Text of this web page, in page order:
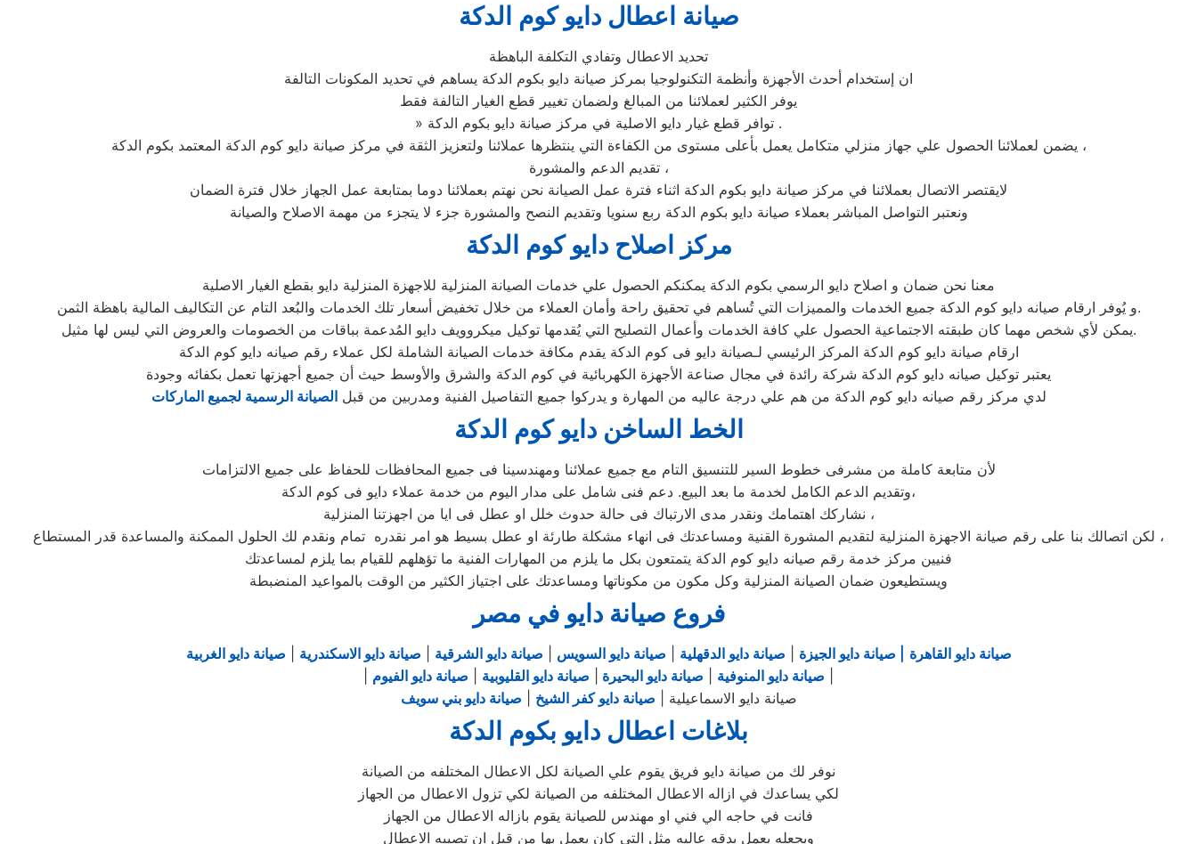
صيانة اعطال دايو كوم الدكة
تحديد الاعطال وتفادي التكلفة الباهظة
ان إستخدام أحدث الأجهزة وأنظمة التكنولوجيا بمركز صيانة دايو بكوم الدكة يساهم في تحديد المكونات التالفة
يوفر الكثير لعملائنا من المبالغ ولضمان تغيير قطع الغيار التالفة فقط
» توافر قطع غيار دايو الاصلية في مركز صيانة دايو بكوم الدكة .
يضمن لعملائنا الحصول علي جهاز منزلي متكامل يعمل بأعلى مستوى من الكفاءة التي ينتظرها عملائنا ولتعزيز الثقة في مركز صيانة دايو كوم الدكة المعتمد بكوم الدكة ،
تقديم الدعم والمشورة ،
لايقتصر الاتصال بعملائنا في مركز صيانة دايو بكوم الدكة اثناء فترة عمل الصيانة نحن نهتم بعملائنا دوما بمتابعة عمل الجهاز خلال فترة الضمان
ونعتبر التواصل المباشر بعملاء صيانة دايو بكوم الدكة ربع سنويا وتقديم النصح والمشورة جزء لا يتجزء من مهمة الاصلاح والصيانة
مركز اصلاح دايو كوم الدكة
معنا نحن ضمان و اصلاح دايو الرسمي بكوم الدكة يمكنكم الحصول علي خدمات الصيانة المنزلية للاجهزة المنزلية دايو بقطع الغيار الاصلية
و يُوفر ارقام صيانه دايو كوم الدكة جميع الخدمات والمميزات التي تُساهم في تحقيق راحة وأمان العملاء من خلال تخفيض أسعار تلك الخدمات والبُعد التام عن التكاليف المالية باهظة الثمن.
يمكن لأي شخص مهما كان طبقته الاجتماعية الحصول علي كافة الخدمات وأعمال التصليح التي يُقدمها توكيل ميكروويف دايو المُدعمة بباقات من الخصومات والعروض التي ليس لها مثيل.
ارقام صيانة دايو كوم الدكة المركز الرئيسي لـصيانة دايو فى كوم الدكة يقدم مكافة خدمات الصيانة الشاملة لكل عملاء رقم صيانه دايو كوم الدكة
يعتبر توكيل صيانه دايو كوم الدكة شركة رائدة في مجال صناعة الأجهزة الكهربائية في كوم الدكة والشرق والأوسط حيث أن جميع أجهزتها تعمل بكفائه وجودة
لدي مركز رقم صيانه دايو كوم الدكة من هم علي درجة عاليه من المهارة و يدركوا جميع التفاصيل الفنية ومدربين من قبلالصيانة الرسمية لجميع الماركات
الخط الساخن دايو كوم الدكة
لأن متابعة كاملة من مشرفى خطوط السير للتنسيق التام مع جميع عملائنا ومهندسينا فى جميع المحافظات للحفاظ على جميع الالتزامات
وتقديم الدعم الكامل لخدمة ما بعد البيع. دعم فنى شامل على مدار اليوم من خدمة عملاء دايو فى كوم الدكة،
نشاركك اهتمامك ونقدر مدى الارتباك فى حالة حدوث خلل او عطل فى ايا من اجهزتنا المنزلية ،
لكن اتصالك بنا على رقم صيانة الاجهزة المنزلية لتقديم المشورة القنية ومساعدتك فى انهاء مشكلة طارئة او عطل بسيط هو امر نقدره تمام ونقدم لك الحلول الممكنة والمساعدة قدر المستطاع ،
فنيين مركز خدمة رقم صيانه دايو كوم الدكة يتمتعون بكل ما يلزم من المهارات الفنية ما تؤهلهم للقيام بما يلزم لمساعدتك
ويستطيعون ضمان الصيانة المنزلية وكل مكون من مكوناتها ومساعدتك على اجتياز الكثير من الوقت بالمواعيد المنضبطة
فروع صيانة دايو في مصر
صيانة دايو القاهرة | صيانة دايو الجيزة صيانة دايو الدقهلية صيانة دايو السويس صيانة دايو الشرقية صيانة دايو الاسكندرية
صيانة دايو الغربية
صيانة دايو المنوفية صيانة دايو البحيرة صيانة دايو القليوبية صيانة دايو الفيوم
صيانة دايو الاسماعيلية | صيانة دايو كفر الشيخ صيانة دايو بني سويف
بلاغات اعطال دايو بكوم الدكة
نوفر لك من صيانة دايو فريق يقوم علي الصيانة لكل الاعطال المختلفه من الصيانة
لكي يساعدك في ازاله الاعطال المختلفه من الصيانة لكي تزول الاعطال من الجهاز
فانت في حاجه الي فني او مهندس للصيانة يقوم بازاله الاعطال من الجهاز
ويجعله يعمل بدقه عاليه مثل التي كان يعمل بها من قبل ان تصيبه الاعطال